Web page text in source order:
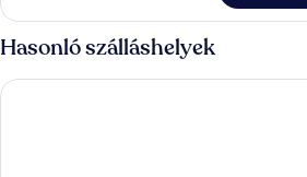
ággyal
részletei
Hasonló szálláshelyek
Windsor Oceanico